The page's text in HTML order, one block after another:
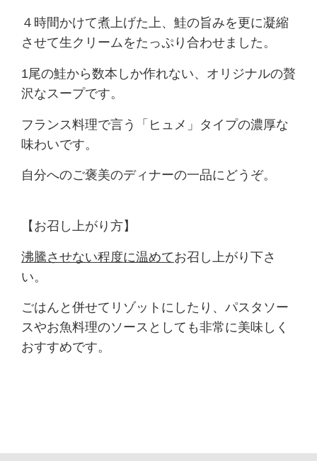
４時間かけて煮上げた上、鮭の旨みを更に凝縮
させて生クリームをたっぷり合わせました。
1尾の鮭から数本しか作れない、オリジナルの贅
沢なスープです。
フランス料理で言う「ヒュメ」タイプの濃厚な
味わいです。
自分へのご褒美のディナーの一品にどうぞ。
【お召し上がり方】
沸騰させない程度に温めてお召し上がり下さ
い。
ごはんと併せてリゾットにしたり、パスタソー
スやお魚料理のソースとしても非常に美味しく
おすすめです。